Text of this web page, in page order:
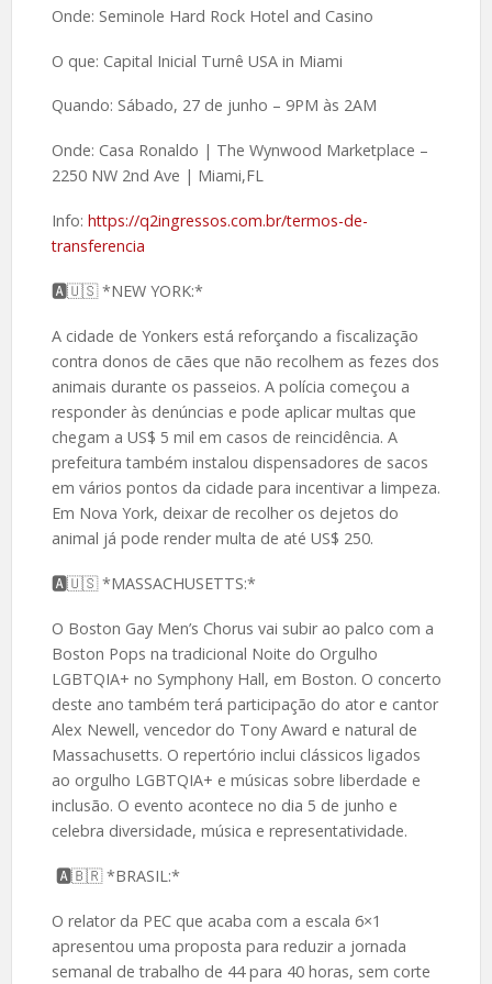
Onde: Seminole Hard Rock Hotel and Casino
O que: Capital Inicial Turnê USA in Miami
Quando: Sábado, 27 de junho – 9PM às 2AM
Onde: Casa Ronaldo | The Wynwood Marketplace –
2250 NW 2nd Ave | Miami,FL
Info: https://q2ingressos.com.br/termos-de-
transferencia
🅰️🇺🇸 *NEW YORK:*
A cidade de Yonkers está reforçando a fiscalização
contra donos de cães que não recolhem as fezes dos
animais durante os passeios. A polícia começou a
responder às denúncias e pode aplicar multas que
chegam a US$ 5 mil em casos de reincidência. A
prefeitura também instalou dispensadores de sacos
em vários pontos da cidade para incentivar a limpeza.
Em Nova York, deixar de recolher os dejetos do
animal já pode render multa de até US$ 250.
🅰️🇺🇸 *MASSACHUSETTS:*
O Boston Gay Men’s Chorus vai subir ao palco com a
Boston Pops na tradicional Noite do Orgulho
LGBTQIA+ no Symphony Hall, em Boston. O concerto
deste ano também terá participação do ator e cantor
Alex Newell, vencedor do Tony Award e natural de
Massachusetts. O repertório inclui clássicos ligados
ao orgulho LGBTQIA+ e músicas sobre liberdade e
inclusão. O evento acontece no dia 5 de junho e
celebra diversidade, música e representatividade.
🅰️🇧🇷 *BRASIL:*
O relator da PEC que acaba com a escala 6×1
apresentou uma proposta para reduzir a jornada
semanal de trabalho de 44 para 40 horas, sem corte